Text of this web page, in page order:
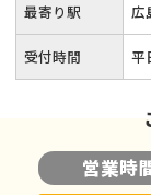
最寄り駅 広
受付時間 平
営業時